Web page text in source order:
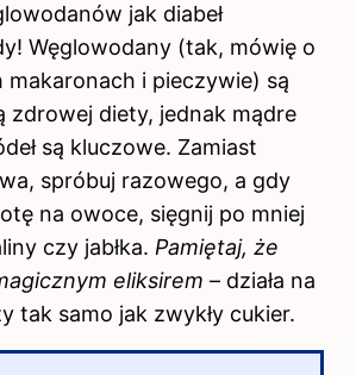
jak diabeł
Węglowodany (tak, mówię o
i pieczywie) są
zdrowej diety, jednak mądre
są kluczowe. Zamiast
spróbuj razowego, a gdy
na owoce, sięgnij po mniej
czy jabłka. Pamiętaj, że
eliksirem – działa na
tak samo jak zwykły cukier.